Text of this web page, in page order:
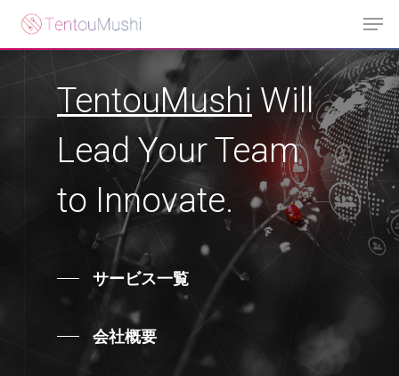
main
TentouMushi Will
Lead Your Team
to Innovate.
サービス一覧
会社概要